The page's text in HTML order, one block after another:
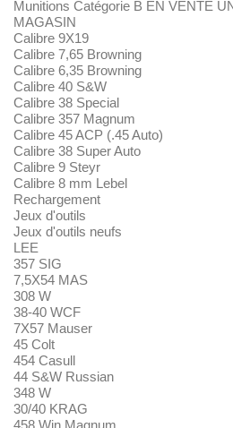
Munitions Catégorie B EN VENTE
MAGASIN
Calibre 9X19
Calibre 7,65 Browning
Calibre 6,35 Browning
Calibre 40 S&W
Calibre 38 Special
Calibre 357 Magnum
Calibre 45 ACP (.45 Auto)
Calibre 38 Super Auto
Calibre 9 Steyr
Calibre 8 mm Lebel
Rechargement
Jeux d'outils
Jeux d'outils neufs
LEE
357 SIG
7,5X54 MAS
308 W
38-40 WCF
7X57 Mauser
45 Colt
454 Casull
44 S&W Russian
348 W
30/40 KRAG
458 Win Magnum